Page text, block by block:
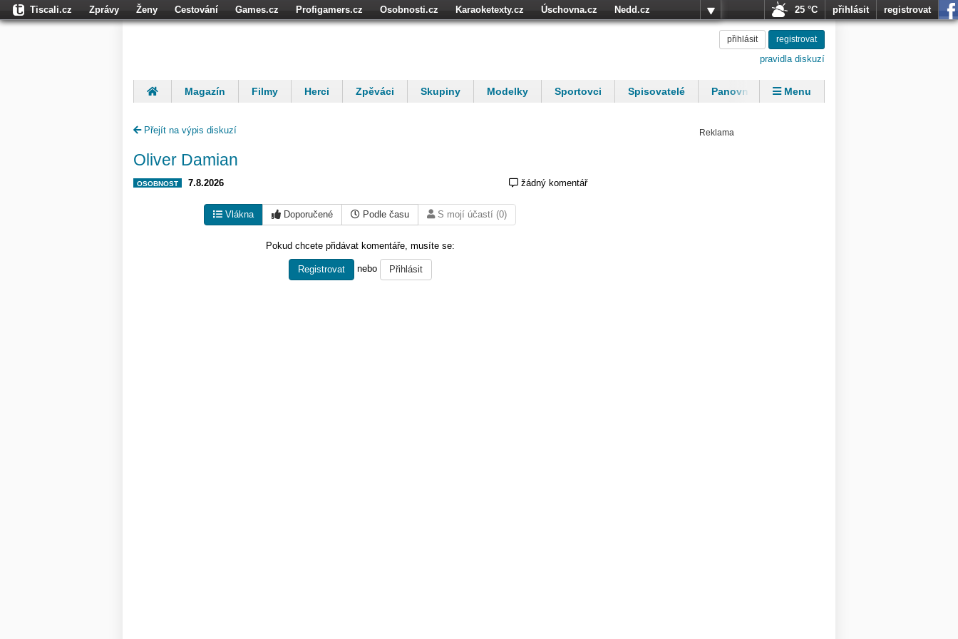
Tiscali.cz Zprávy Ženy Cestování Games.cz Profigamers.cz Osobnosti.cz Karaoketexty.cz Úschovna.cz
Nedd.cz
25 °C přihlásit registrovat
přihlásit registrovat
pravidla diskuzí
Magazín Filmy Herci Zpěváci Skupiny Modelky Sportovci Spisovatelé
Panovníci
Menu
Přejít na výpis diskuzí
Oliver Damian
OSOBNOST 7.8.2026 žádný komentář
Vlákna Doporučené Podle času S mojí účastí (0)
Pokud chcete přidávat komentáře, musíte se:
Registrovat nebo Přihlásit